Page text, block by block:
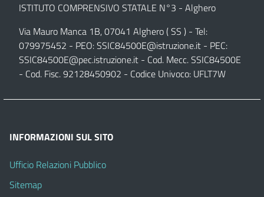
ISTITUTO COMPRENSIVO STATALE N°3 - Alghero
Via Mauro Manca 1B, 07041 Alghero ( SS ) - Tel:
079975452 - PEO:SSIC84500E@istruzione.it - PEC:
SSIC84500E@pec.istruzione.it - Cod. Mecc. SSIC84500E
- Cod. Fisc. 92128450902 - Codice Univoco: UFLT7W
INFORMAZIONI SUL SITO
Ufficio Relazioni Pubblico
Sitemap